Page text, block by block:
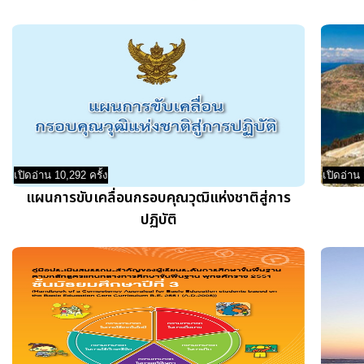
เปิดอ่าน 10,292 ครั้ง
แผนการขับเคลื่อนกรอบคุณวุฒิแห่งชาติสู่การ
ปฏิบัติ
เปิดอ่าน